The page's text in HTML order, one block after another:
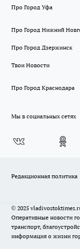
Про Город Уфа
Про Город Нижний
Про Город Дзержинск
Твои Новости
Про Город Краснодара
Мы в социальных сетях
Редакционная политика
© 2025
Оперативные новости
транспорт,
информация о жизни